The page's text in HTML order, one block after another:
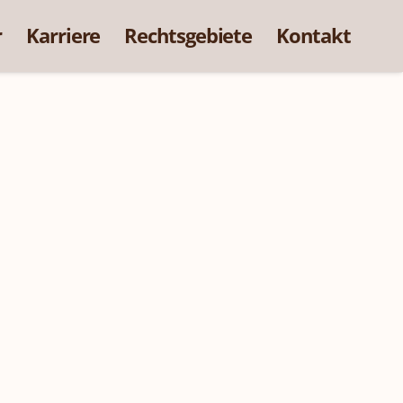
Karriere Rechtsgebiete Kontakt